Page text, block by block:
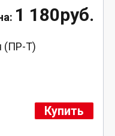
1 180руб.
(ПР-Т)
Купить